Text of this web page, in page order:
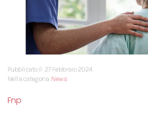
Pubblicato il: 27 Febbraio 2024
Nella categoria:News
Fnp